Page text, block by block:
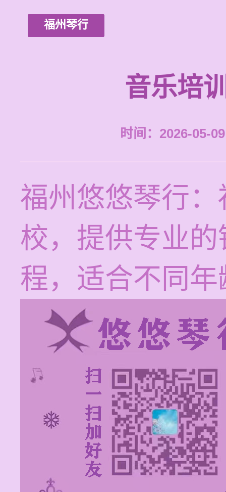
福州琴行
音乐培
时间：2026-05-
福州悠悠琴行
校，提供专业
程，适合不同